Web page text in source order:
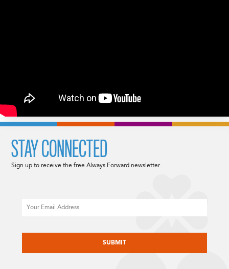
STAY CONNECTED
Sign up to receive the free Always Forward newsletter.